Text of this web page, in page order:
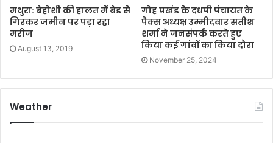
मथुरा: बेहोशी की हालत में बेड से
गिरकर जमीन पर पड़ा रहा
मरीज
August 13, 2019
गोह प्रखंड के दधपी पंचायत के
पैक्स अध्यक्ष उम्मीदवार सतीश
शर्मा ने जनसंपर्क करते हुए
किया कई गांवों का किया दौरा
November 25, 2024
Weather